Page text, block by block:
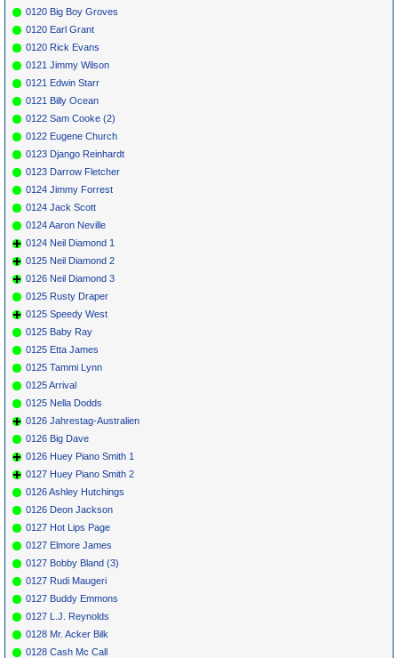
0120 Big Boy Groves
0120 Earl Grant
0120 Rick Evans
0121 Jimmy Wilson
0121 Edwin Starr
0121 Billy Ocean
0122 Sam Cooke (2)
0122 Eugene Church
0123 Django Reinhardt
0123 Darrow Fletcher
0124 Jimmy Forrest
0124 Jack Scott
0124 Aaron Neville
0124 Neil Diamond 1
0125 Neil Diamond 2
0126 Neil Diamond 3
0125 Rusty Draper
0125 Speedy West
0125 Baby Ray
0125 Etta James
0125 Tammi Lynn
0125 Arrival
0125 Nella Dodds
0126 Jahrestag-Australien
0126 Big Dave
0126 Huey Piano Smith 1
0127 Huey Piano Smith 2
0126 Ashley Hutchings
0126 Deon Jackson
0127 Hot Lips Page
0127 Elmore James
0127 Bobby Bland (3)
0127 Rudi Maugeri
0127 Buddy Emmons
0127 L.J. Reynolds
0128 Mr. Acker Bilk
0128 Cash Mc Call